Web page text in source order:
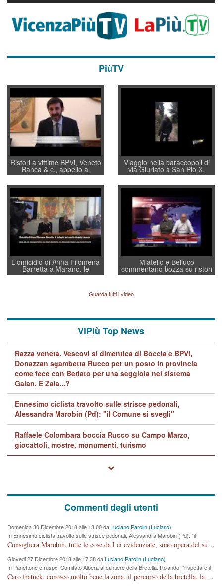
PiùTV
Ristori a vittime BPVi, Veneto
Banca & c., appello al
sottosegretario Alessio
Villarosa: per mettere ordine
convochi con Di Maio CNCU
a supporto della cabina di
regia al Mef
Viaggio nella baraccopoli di
via Giuriato a San Pio X.
Vicenza ai Vicentini: “faremo
un regalo di Natale ai
residenti”
L'omicidio di Anna Filomena
Barretta a Marano, le
indagini dei carabinieri di
Lavarra: più avvincenti di
quelle di... Barbara D'Urso
Miatello e Belluco
commentano bozza su ristori
BPVi e Veneto Banca
Guarda tutti i video
ViPiù Top News
Razza veneta. Vescovi si dimentica di Boccia e BPVi,
Donazzan sgambetta Rucco per un posto in provincia
come fece con Berlato per una seggiola nel sistema
Galan. E Zaia...?
Ennesimo ciclista travolto sulle strisce pedonali,
Alessandra Marobin (Pd): "il Comune si svegli"
Raffaele Colombara boccia Rucco su Campo Marzo,
giocattoli, mostre, monumenti, turismo
Commenti degli utenti
Domenica 30 Dicembre 2018 alle 13:00 daLuciano Parolin (Luciano)
In Ennesimo ciclista travolto sulle strisce pedonali, Alessandra Marobin (Pd): "il
Comune si svegli"
Consigliera Marobin, tutte le cose da Lei evidenziate, sono opera del suo ex Assessore e compagno di Partito Antonio Marco Dalla Pozza Assessore alla "progettazione" di piste ciclabili e altre porcherie. A lui manderei il conto da saldare per incidenti e danni alle persone. E' ora che "finiamola." Avete perso rassegnatevi. qui IL SINDACO RUCCO NON C'ENTRA PER NIENTE. CAPITO!!!!!!!! Amen.
Giovedi 27 Dicembre 2018 alle 17:38 daLuciano Parolin (Luciano)
In Panettone e ruspe, Comitato Albera al cantiere della Bretella. Rolando: "rispettare il
cronoprogramma"
Caro fratuck, conosco molto bene la zona, il percorso della bretella, la situazione dei cittadini, abito in Viale Trento. A partire dal 2003 ho partecipato al Comitato di Maddalene pro bretella, e a riunioni propositive per apportare modifiche al progetto. Numerose mie foto del territorio sono arrivate a Roma, altri miei interventi (non graditi dalla Sx) sono stati pubblicati dal GdV, assieme ad altri come Ciro Asproso, ora favorevole alla bretella. Ho partecipato alla raccolta firme per la chiusura della strada x 5 giorni eseguita dal Sindaco Hullwech per sforamento 180 Micro/g. Pertanto come impegno per la tematica sono apposto con la coscienza. Ora il Progetto è partito, fine! Voglio dire che la nuova Giunta "comunale" non c'entra più. L'opera sarà "malauguratamente" eseguita, ma non con il mio placet. Il Consigliere Comunale dovrebbe capire che la campagna elettorale è finita, con buona pace di tutti. Quello che invece dovrebbe interessare è la proprietà della strada, dall'uscita autostradale Ovest, sino alla Rotatoria dell'Albara, vi sono tre possessori: Autostrade SpA; La Provincia, il Comune. Come la mettiamo per il futuro ? I costi, da 50 sono saliti a 100 milioni di € come dire 20 milioni a KM (!) da non credere. Comunque si farà. Ma nessuno canti Vittoria, anzi meglio non farne un ulteriore fatto "partitico" per questioni elettorali o di seggio. Se mi manda la sua mail, sono disponibile ad inviare i documenti e le foto sopra descritte. Con ossequi, Luciano Parolin